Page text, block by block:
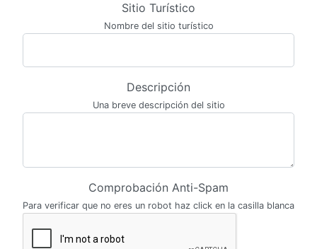
Sitio Turístico
Nombre del sitio turístico
Descripción
Una breve descripción del sitio
Comprobación Anti-Spam
Para verificar que no eres un robot haz click en la casilla blanca